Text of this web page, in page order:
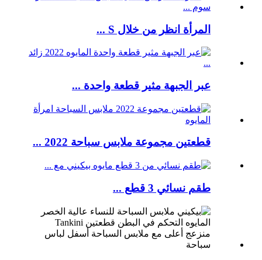
المرأة انظر من خلال S ...
عبر الجبهة مثير قطعة واحدة ...
قطعتين مجموعة ملابس سباحة 2022 ...
طقم نسائي 3 قطع ...